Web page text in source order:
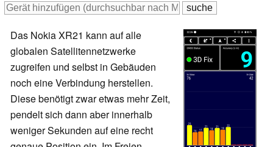
Das Nokia XR21 kann auf alle
globalen Satellitennetzwerke
zugreifen und selbst in Gebäuden
noch eine Verbindung herstellen.
Diese benötigt zwar etwas mehr Zeit,
pendelt sich dann aber innerhalb
weniger Sekunden auf eine recht